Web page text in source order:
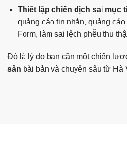
Thiết lập chiến dịch sai mục
quảng cáo tin nhắn, quảng
Form, làm sai lệch phễu thu
Đó là lý do bạn cần một chiến
sản bài bản và chuyên sâu từ Hà